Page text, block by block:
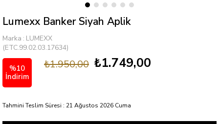
Lumexx Banker Siyah Aplik
Marka : LUMEXX
(ETC.99.02.03.17634)
%10
İndirim
₺1.950,00 ₺1.749,00
Tahmini Teslim Süresi : 21 Ağustos 2026 Cuma